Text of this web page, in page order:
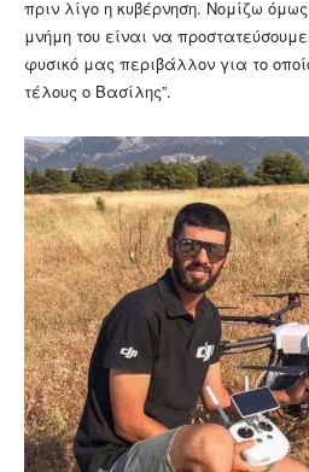
πριν λίγο η κυβέρνηση. Νομίζω
μνήμη του είναι να
φυσικό μας περιβάλλον για το
τέλους ο Βασίλης”.